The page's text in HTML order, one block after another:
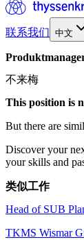
联系我们 中文
不来梅
This position is
But there are
Discover your
your skills and
类似工作
Head of SUB
TKMS Wismar